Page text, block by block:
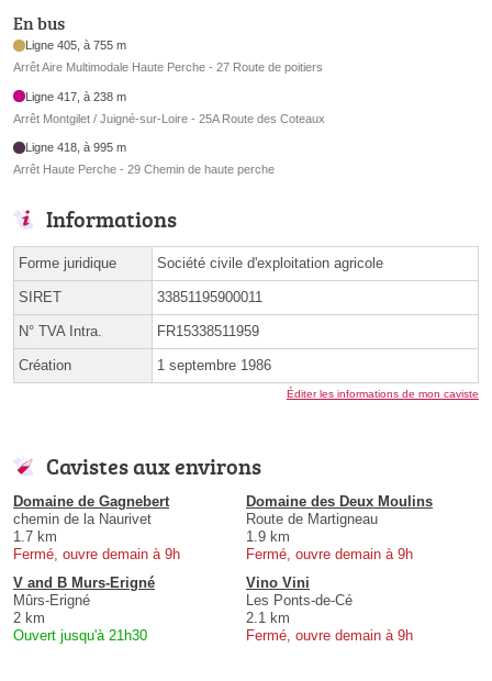
En bus
Ligne 405, à 755 m
Arrêt Aire Multimodale Haute Perche - 27 Route de poitiers
Ligne 417, à 238 m
Arrêt Montgilet / Juigné-sur-Loire - 25A Route des Coteaux
Ligne 418, à 995 m
Arrêt Haute Perche - 29 Chemin de haute perche
Informations
Forme juridique Société civile d'exploitation agricole
SIRET 33851195900011
N° TVA Intra. FR15338511959
Création 1 septembre 1986
Éditer les informations de mon caviste
Cavistes aux environs
Domaine de Gagnebert
chemin de la Naurivet
1.7 km
Fermé, ouvre demain à 9h
Domaine des Deux Moulins
Route de Martigneau
1.9 km
Fermé, ouvre demain à 9h
V and B Murs-Erigné
Mûrs-Erigné
2 km
Ouvert jusqu'à 21h30
Vino Vini
Les Ponts-de-Cé
2.1 km
Fermé, ouvre demain à 9h